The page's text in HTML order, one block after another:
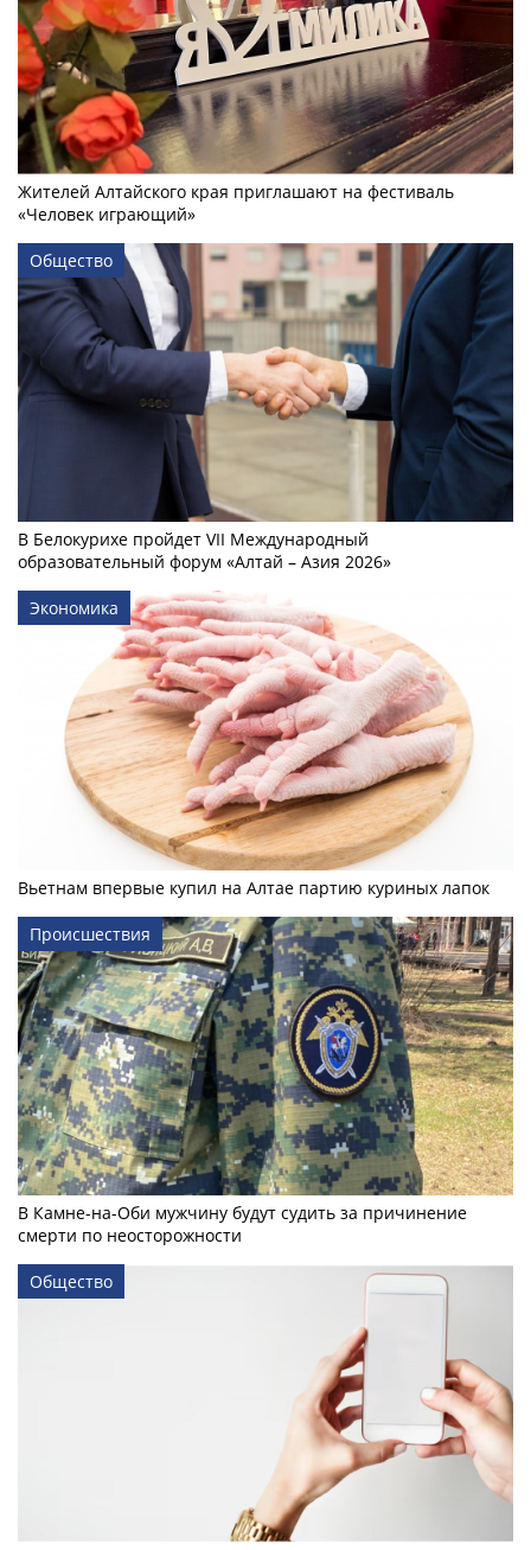
Жителей Алтайского края приглашают на фестиваль
«Человек играющий»
Общество
В Белокурихе пройдет VII Международный
образовательный форум «Алтай – Азия 2026»
Экономика
Вьетнам впервые купил на Алтае партию куриных лапок
Происшествия
В Камне-на-Оби мужчину будут судить за причинение
смерти по неосторожности
Общество